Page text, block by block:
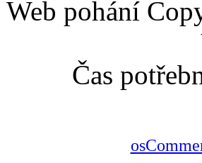
Web pohání
Čas